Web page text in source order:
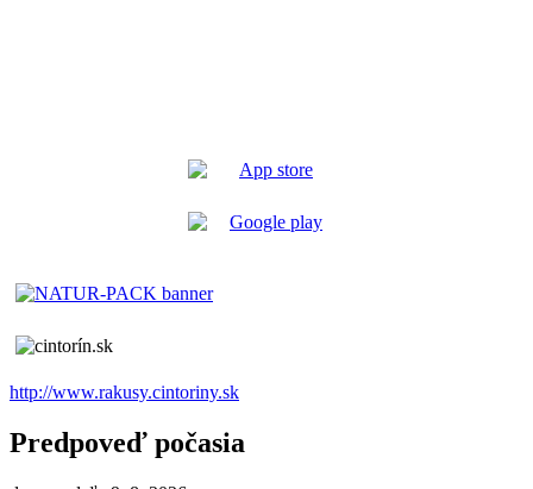
http://www.rakusy.cintoriny.sk
Predpoveď počasia